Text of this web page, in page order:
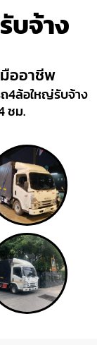
บจ้าง
ออาชีพ
4ล้อใหญ่รับจ้าง
ชม.